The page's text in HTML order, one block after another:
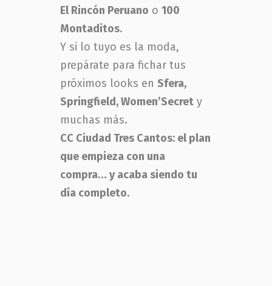
El Rincón Peruano o 100
Montaditos.
Y si lo tuyo es la moda,
prepárate para fichar tus
próximos looks en Sfera,
Springfield, Women’Secret y
muchas más.
CC Ciudad Tres Cantos: el plan
que empieza con una
compra… y acaba siendo tu
día completo.